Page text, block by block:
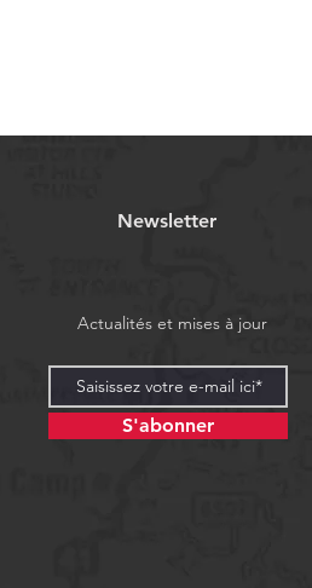
Newsletter
Actualités et mises à jour
S'abonner